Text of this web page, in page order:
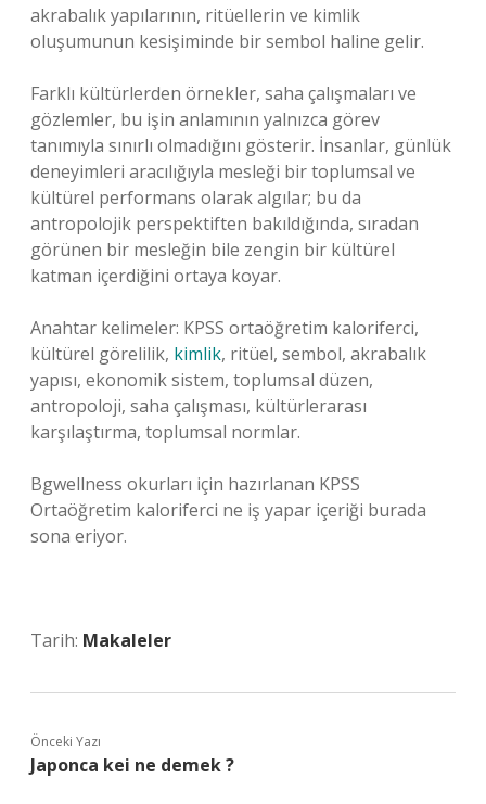
akrabalık yapılarının, ritüellerin ve kimlik
oluşumunun kesişiminde bir sembol haline gelir.
Farklı kültürlerden örnekler, saha çalışmaları ve
gözlemler, bu işin anlamının yalnızca görev
tanımıyla sınırlı olmadığını gösterir. İnsanlar, günlük
deneyimleri aracılığıyla mesleği bir toplumsal ve
kültürel performans olarak algılar; bu da
antropolojik perspektiften bakıldığında, sıradan
görünen bir mesleğin bile zengin bir kültürel
katman içerdiğini ortaya koyar.
Anahtar kelimeler: KPSS ortaöğretim kaloriferci,
kültürel görelilik, kimlik, ritüel, sembol, akrabalık
yapısı, ekonomik sistem, toplumsal düzen,
antropoloji, saha çalışması, kültürlerarası
karşılaştırma, toplumsal normlar.
Bgwellness okurları için hazırlanan KPSS
Ortaöğretim kaloriferci ne iş yapar içeriği burada
sona eriyor.
Tarih: Makaleler
Önceki Yazı
Japonca kei ne demek ?